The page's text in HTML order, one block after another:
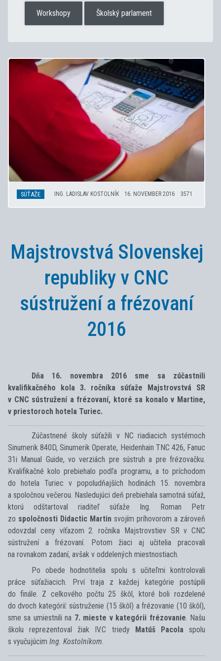
Workshopy Školský parlament
SÚŤAŽE ING. LADISLAV KOSTOLNÍK 16. NOVEMBER 2016 3571
Majstrovstvá Slovenskej
republiky v CNC
sústružení a frézovaní
2016
Dňa 16. novembra 2016 sme sa zúčastnili
kvalifikačného kola 3. ročníka súťaže Majstrovstvá SR
v CNC sústružení a frézovaní, ktoré sa konalo v Martine,
v priestoroch hotela Turiec.
Zúčastnené školy súťažili v NC riadiacich systémoch
Sinumerik 840D, Sinumerik Operate, Heidenhain TNC 426, Fanuc
31i Manual Guide, vo verziách pre sústruh a pre frézovačku.
Kvalifikačné kolo prebiehalo podľa programu, a to príchodom
do hotela Turiec v popoludňajších hodinách 15. novembra
a spoločnou večerou. Nasledujúci deň prebiehala samotná súťaž,
ktorú odštartoval riaditeľ súťaže Ing. Roman Petr
zo spoločnosti Didactic Martin svojím príhovorom a zároveň
odovzdal ceny víťazom 2. ročníka Majstrovstiev SR v CNC
sústružení a frézovaní. Potom žiaci aj učitelia pracovali
na rovnakom zadaní, avšak v oddelených miestnostiach.
Po obede hodnotitelia spolu s učiteľmi kontrolovali
práce súťažiacich. Prví traja z každej kategórie postúpili
do finále. Z celkového počtu 25 škôl, ktoré boli rozdelené
do dvoch kategórií: sústruženie (15 škôl) a frézovanie (10 škôl),
sme sa umiestnili na 7. mieste v kategórii frézovanie . Našu
školu reprezentoval žiak IV.C triedy Matúš Pacola spolu
s vyučujúcim Ing. Kostolníkom